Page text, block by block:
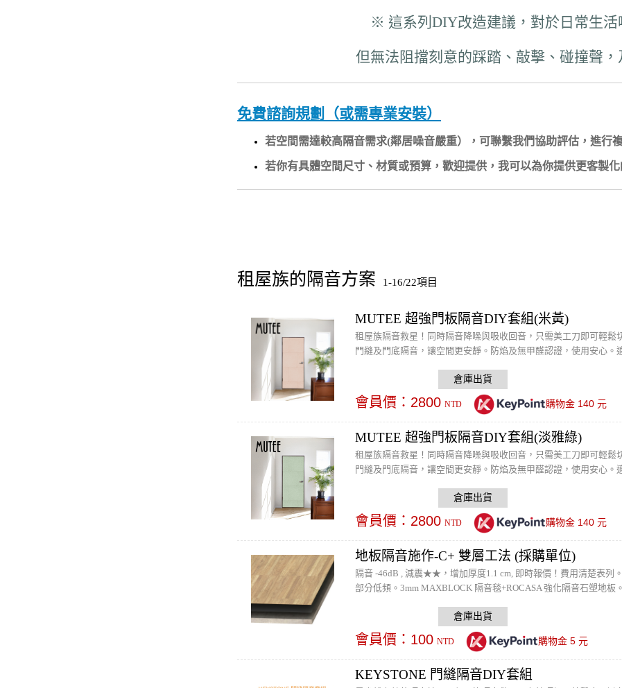
※ 這系列DIY改造建議，對於日常生活
但無法阻擋刻意的踩踏、敲擊、碰撞聲，
免費諮詢規劃（或需專業安裝）
若空間需達較高隔音需求(鄰居噪音嚴重），可聯繫我們協助評估，進行
若你有具體空間尺寸、材質或預算，歡迎提供，我可以為你提供更客製化
租屋族的隔音方案 1-16/22項目
MUTEE 超強門板隔音DIY套組(米黃)
租屋族隔音救星！同時隔音降噪與吸收回音，只需美工刀即可輕
門縫及門底隔音，讓空間更安靜。防焰及無甲醛認證，使用安心
會員價： 2800 NTD 購物金 140元
MUTEE 超強門板隔音DIY套組(淡雅綠)
租屋族隔音救星！同時隔音降噪與吸收回音，只需美工刀即可輕
門縫及門底隔音，讓空間更安靜。防焰及無甲醛認證，使用安心
會員價： 2800 NTD 購物金 140元
地板隔音施作-C+ 雙層工法 (採購單位)
隔音 -46dB , 減震★★，增加厚度1.1 cm, 即時報價！費用清楚表列
部分低頻。3mm MAXBLOCK 隔音毯+ROCASA 強化隔音石塑地
會員價： 100 NTD 購物金 5元
KEYSTONE 門縫隔音DIY套組